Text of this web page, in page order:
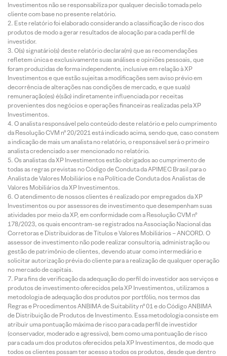
Investimentos não se responsabiliza por qualquer decisão tomada pelo
cliente com base no presente relatório.
Este relatório foi elaborado considerando a classificação de risco dos
produtos de modo a gerar resultados de alocação para cada perfil de
investidor.
O(s) signatário(s) deste relatório declara(m) que as recomendações
refletem única e exclusivamente suas análises e opiniões pessoais, que
foram produzidas de forma independente, inclusive em relação à XP
Investimentos e que estão sujeitas a modificações sem aviso prévio em
decorrência de alterações nas condições de mercado, e que sua(s)
remuneração(es) é(são) indiretamente influenciada por receitas
provenientes dos negócios e operações financeiras realizadas pela XP
Investimentos.
O analista responsável pelo conteúdo deste relatório e pelo cumprimento
da Resolução CVM nº 20/2021 está indicado acima, sendo que, caso constem
a indicação de mais um analista no relatório, o responsável será o primeiro
analista credenciado a ser mencionado no relatório.
Os analistas da XP Investimentos estão obrigados ao cumprimento de
todas as regras previstas no Código de Conduta da APIMEC Brasil para o
Analista de Valores Mobiliários e na Política de Conduta dos Analistas de
Valores Mobiliários da XP Investimentos.
O atendimento de nossos clientes é realizado por empregados da XP
Investimentos ou por assessores de investimento que desempenham suas
atividades por meio da XP, em conformidade com a Resolução CVM nº
178/2023, os quais encontram-se registrados na Associação Nacional das
Corretoras e Distribuidoras de Títulos e Valores Mobiliários – ANCORD. O
assessor de investimento não pode realizar consultoria, administração ou
gestão de patrimônio de clientes, devendo atuar como intermediário e
solicitar autorização prévia do cliente para a realização de qualquer operação
no mercado de capitais.
Para fins de verificação da adequação do perfil do investidor aos serviços e
produtos de investimento oferecidos pela XP Investimentos, utilizamos a
metodologia de adequação dos produtos por portfólio, nos termos das
Regras e Procedimentos ANBIMA de Suitability nº 01 e do Código ANBIMA
de Distribuição de Produtos de Investimento. Essa metodologia consiste em
atribuir uma pontuação máxima de risco para cada perfil de investidor
(conservador, moderado e agressivo), bem como uma pontuação de risco
para cada um dos produtos oferecidos pela XP Investimentos, de modo que
todos os clientes possam ter acesso a todos os produtos, desde que dentro